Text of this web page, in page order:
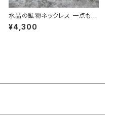
水晶の鉱物ネックレス 一点もの
原石 天然石 ハンドメイド アク
セサリー パワーストーン (No.2
¥4,300